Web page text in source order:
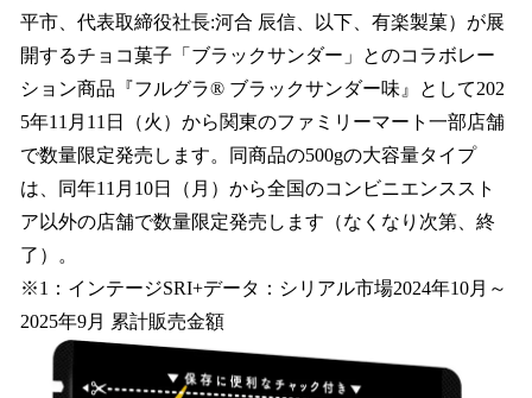
中
で
平市、代表取締役社長:河合 辰信、以下、有楽製菓）が展
開するチョコ菓子「ブラックサンダー」とのコラボレー
ション商品『フルグラ® ブラックサンダー味』として202
5年11月11日（火）から関東のファミリーマート一部店舗
で数量限定発売します。同商品の500gの大容量タイプ
は、同年11月10日（月）から全国のコンビニエンススト
ア以外の店舗で数量限定発売します（なくなり次第、終
了）。
※1：インテージSRI+データ：シリアル市場2024年10月～
2025年9月 累計販売金額